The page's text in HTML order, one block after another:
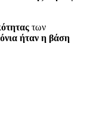
των
ήταν η βάση